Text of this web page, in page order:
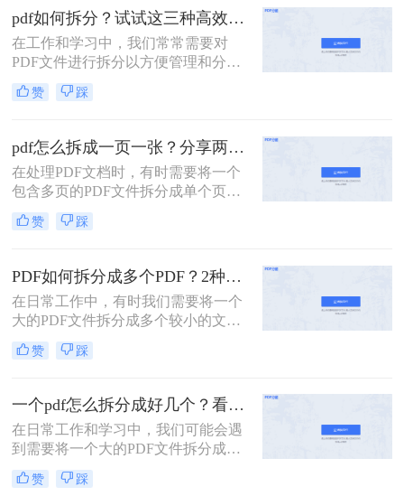
拆分成多个小文件，以便更好地管理
和使用。那么一个PDF怎么拆分呢？
本文将介绍三种拆分PDF文件的方
法，帮助读者轻松实现PDF的拆分操
作。
pdf如何拆分？试试这三种高效靠谱拆分方法!
在工作和学习中，我们常常需要对
PDF文件进行拆分以方便管理和分
享。无论是为了减少文件大小以便于
传输，还是为了提取特定页面用于报
技巧都是非常有帮助的。那么pdf如何
拆分呢？本文将介绍三种简单且实用
的方法来拆分PDF文件。
赞 踩
pdf怎么拆成一页一张？分享两种常用的拆分方法！
在处理PDF文档时，有时需要将一个
包含多页的PDF文件拆分成单个页面
的PDF文件。那么pdf怎么拆成一页一
张呢？本文将介绍两种常用的拆分
赞 踩
PDF如何拆分成多个PDF？2种高效方法详解分享
在日常工作中，有时我们需要将一个
大的PDF文件拆分成多个较小的文
件，以便更好地管理和使用。无论是
为了便于共享、减少文件大小还是针
技巧都是非常有用的。那么PDF如何
拆分成多个PDF呢？本文将介绍两种
简单且高效的PDF拆分方法。
赞 踩
一个pdf怎么拆分成好几个？看看下面的二种方法！
在日常工作和学习中，我们可能会遇
到需要将一个大的PDF文件拆分成多
个较小文件的情况。例如，为了便于
共享、减少文件大小或是针对特定页
赞 踩